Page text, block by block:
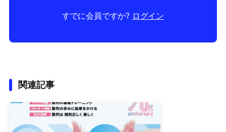
すでに会員ですか? ログイン
関連記事